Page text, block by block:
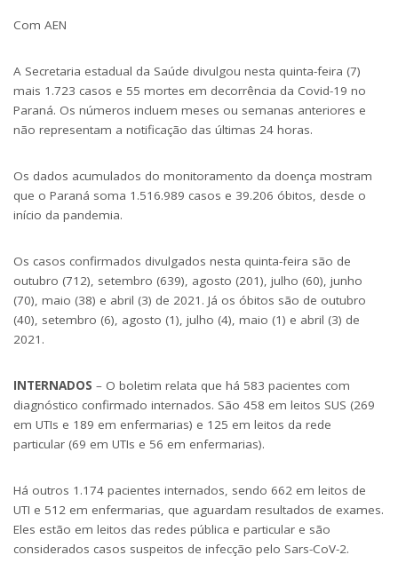
Com AEN
A Secretaria estadual da Saúde divulgou nesta quinta-feira (7)
mais 1.723 casos e 55 mortes em decorrência da Covid-19 no
Paraná. Os números incluem meses ou semanas anteriores e
não representam a notificação das últimas 24 horas.
Os dados acumulados do monitoramento da doença mostram
que o Paraná soma 1.516.989 casos e 39.206 óbitos, desde o
início da pandemia.
Os casos confirmados divulgados nesta quinta-feira são de
outubro (712), setembro (639), agosto (201), julho (60), junho
(70), maio (38) e abril (3) de 2021. Já os óbitos são de outubro
(40), setembro (6), agosto (1), julho (4), maio (1) e abril (3) de
2021.
INTERNADOS – O boletim relata que há 583 pacientes com
diagnóstico confirmado internados. São 458 em leitos SUS (269
em UTIs e 189 em enfermarias) e 125 em leitos da rede
particular (69 em UTIs e 56 em enfermarias).
Há outros 1.174 pacientes internados, sendo 662 em leitos de
UTI e 512 em enfermarias, que aguardam resultados de exames.
Eles estão em leitos das redes pública e particular e são
considerados casos suspeitos de infecção pelo Sars-CoV-2.